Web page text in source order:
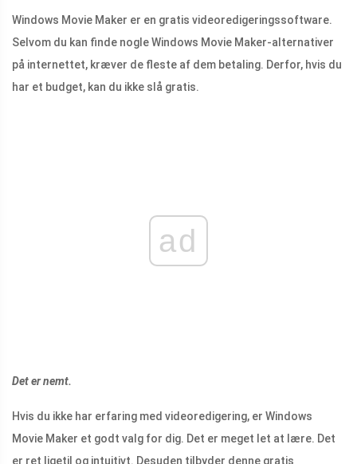
Windows Movie Maker er en gratis videoredigeringssoftware.
Selvom du kan finde nogle Windows Movie Maker-alternativer
på internettet, kræver de fleste af dem betaling. Derfor, hvis du
har et budget, kan du ikke slå gratis.
ad
Det er nemt.
Hvis du ikke har erfaring med videoredigering, er Windows
Movie Maker et godt valg for dig. Det er meget let at lære. Det
er ret ligetil og intuitivt. Desuden tilbyder denne gratis